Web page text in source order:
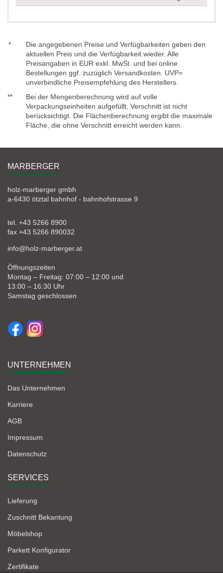
*
Die angegebenen Preise und Verfügbarkeiten geben den
aktuellen Preis und die Verfügbarkeit wieder. Alle
Preisangaben in EUR exkl. MwSt. und bei online
Bestellungen ggf. zuzüglich Versandkosten. UVP=
unverbindliche Preisempfehlung des Herstellers.
**
Bei der Mengenberechnung wird auf volle
Verpackungseinheiten aufgefüllt, Verschnitt ist nicht
berücksichtigt. Die Flächenberechnung ergibt die maximale
Fläche, die ohne Verschnitt erreicht werden kann.
MARBERGER
holz-marberger gmbh
a-6430 ötztal bahnhof - bahnhofstrasse 9
tel. +43 5266 8900
fax +43 5266 890032
info@holz-marberger.at
Öffnungszeiten
Montag – Freitag: 07:00 – 12:00 und
13:00 – 16:30 Uhr
Samstag geschlossen
UNTERNEHMEN
Das Unternehmen
Karriere
AGB
Impressum
Datenschutz
SERVICES
Lieferung
Zuschnitt Bekantung
Möbelshop
Parkett Konfigurator
Zertifikate